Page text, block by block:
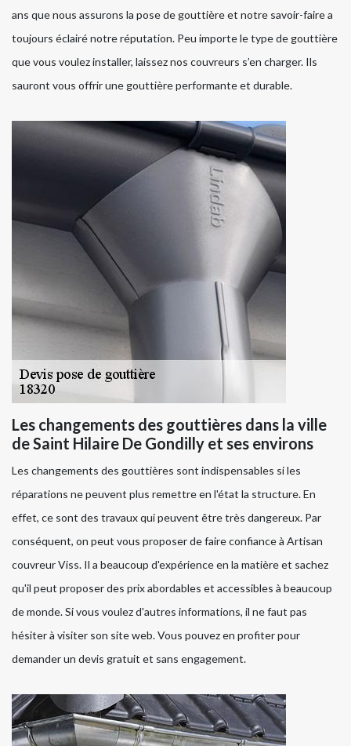
ans que nous assurons la pose de gouttière et notre savoir-faire a
toujours éclairé notre réputation. Peu importe le type de gouttière
que vous voulez installer, laissez nos couvreurs s’en charger. Ils
sauront vous offrir une gouttière performante et durable.
Les changements des gouttières dans la ville
de Saint Hilaire De Gondilly et ses environs
Les changements des gouttières sont indispensables si les
réparations ne peuvent plus remettre en l'état la structure. En
effet, ce sont des travaux qui peuvent être très dangereux. Par
conséquent, on peut vous proposer de faire confiance à Artisan
couvreur Viss. Il a beaucoup d'expérience en la matière et sachez
qu'il peut proposer des prix abordables et accessibles à beaucoup
de monde. Si vous voulez d'autres informations, il ne faut pas
hésiter à visiter son site web. Vous pouvez en profiter pour
demander un devis gratuit et sans engagement.